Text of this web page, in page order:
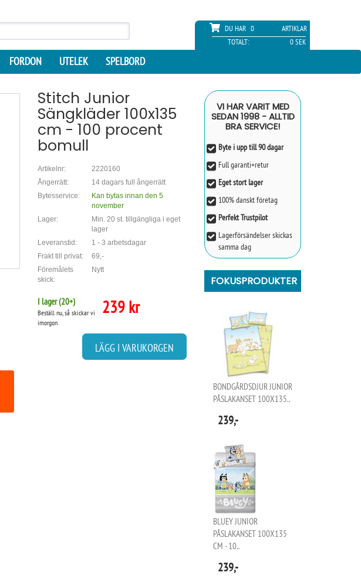
DU HAR 0
ARTIKLAR
TOTALT:
0 SEK
FORDON UTELEK SPELBORD
Stitch Junior
Sängkläder 100x135
cm - 100 procent
bomull
Artikelnr:
2220160
Ångerrätt:
14 dagars full ångerrätt
Bytesservice:
Kan bytas innan den 5
november
Lager:
Min. 20 st. tillgängliga i eget
lager
Leveranstid:
1 - 3 arbetsdagar
Frakt till privat:
69,-
Föremålets
skick:
Nytt
I lager (20+)
Beställ nu, så skickar vi
imorgon
239 kr
LÄGG I VARUKORGEN
VI HAR VARIT MED
SEDAN 1998 - ALLTID
BRA SERVICE!
Byte i upp till 90 dagar
Full garanti+retur
Eget stort lager
100% danskt företag
Perfekt Trustpilot
Lagerförsändelser skickas
samma dag
FOKUSPRODUKTER
BONDGÅRDSDJUR JUNIOR
PÅSLAKANSET 100X135..
239,-
BLUEY JUNIOR
PÅSLAKANSET 100X135
CM - 10..
239,-